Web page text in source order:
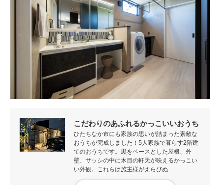
こだわりのあふれるかっこいいおうち
ひたちなか市にも家族の思いが詰まった素敵な
おうちが完成しました！5人家族で暮らす2階建
てのおうちです。黒をベースとした屋根、外
壁、サッシの中に木目の軒天が映えるかっこい
い外観。これらは施主様がえらびぬ…